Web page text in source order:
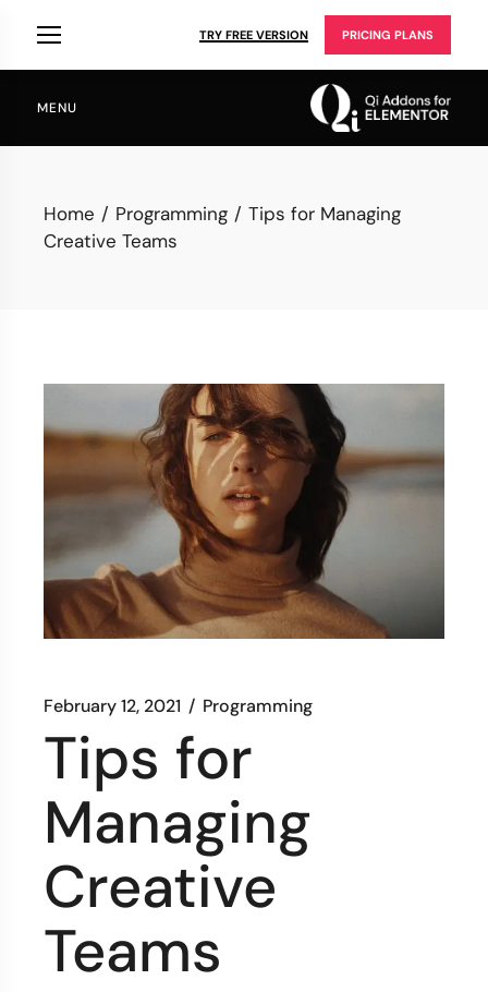
TRY FREE VERSION PRICING PLANS
MENU
Home Programming
Tips for Managing
Creative Teams
February 12, 2021 Programming
Tips for
Managing
Creative
Teams